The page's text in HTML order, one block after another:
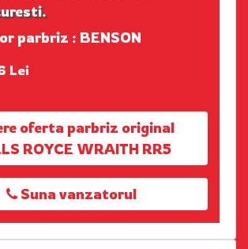
parbriz : BENSON
Lei
oferta parbriz original
ROYCE WRAITH RR5
Suna vanzatorul